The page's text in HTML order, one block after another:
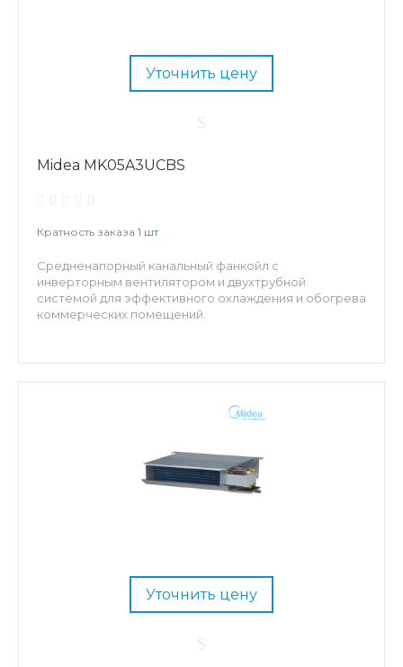
Уточнить цену
Midea MK05A3UCBS
Кратность заказа 1 шт
Средненапорный канальный фанкойл с
инверторным вентилятором и двухтрубной
системой для эффективного охлаждения и обогрева
коммерческих помещений.
Уточнить цену